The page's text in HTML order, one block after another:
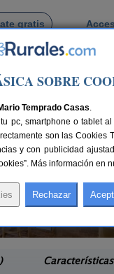
gratis
2-4 pers.
49 €
Besalduch
Características
SOBRE
Temprado Casas.
smartphone o tablet
son las
y con publicidad
Más información en